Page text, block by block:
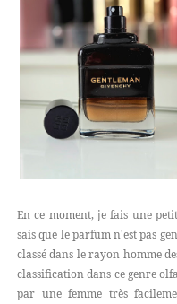
En ce moment, je fais une
sais que le parfum n'est pas
classé dans le rayon homme
classification dans ce genre
par une femme très